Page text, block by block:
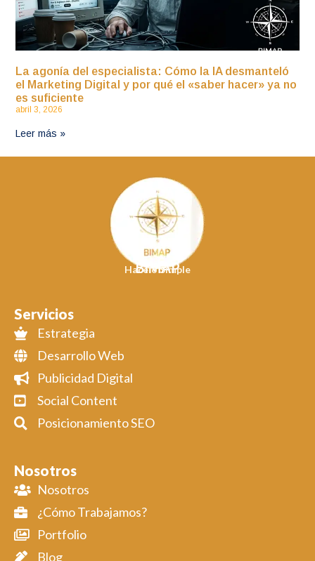
La agonía del especialista: Cómo la IA desmanteló
el Marketing Digital y por qué el «saber hacer» ya no
es suficiente
abril 3, 2026
Leer más »
BIMAP
Hacelo Simple
Servicios
Estrategia
Desarrollo Web
Publicidad Digital
Social Content
Posicionamiento SEO
Nosotros
Nosotros
¿Cómo Trabajamos?
Portfolio
Blog